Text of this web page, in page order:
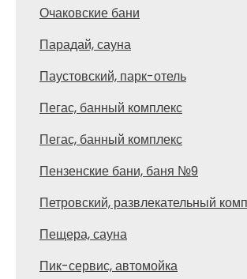
Очаковские бани
Парадай, сауна
Паустовский, парк-отель
Пегас, банный комплекс
Пегас, банный комплекс
Пензенские бани, баня №9
Петровский, развлекательный
Пещера, сауна
Пик-сервис, автомойка